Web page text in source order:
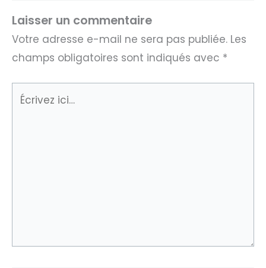
Laisser un commentaire
Votre adresse e-mail ne sera pas publiée. Les
champs obligatoires sont indiqués avec *
Écrivez